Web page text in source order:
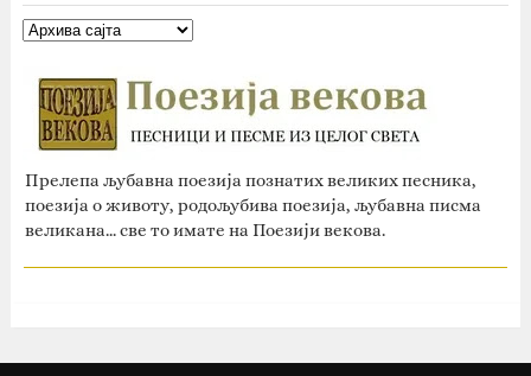
Прелепа љубавна поезија познатих великих песника,
поезија о животу, родољубива поезија, љубавна писма
великана... све то имате на Поезији векова.